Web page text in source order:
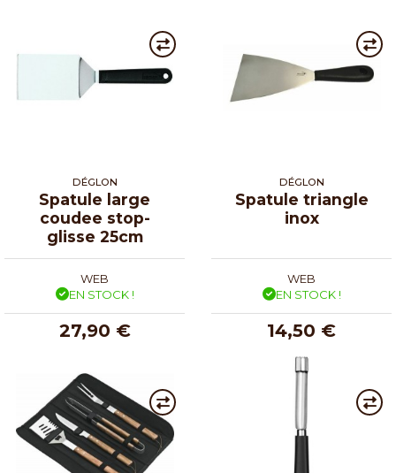
DÉGLON
Spatule large
coudee stop-
glisse 25cm
WEB
EN STOCK !
27,90 €
DÉGLON
Spatule triangle
inox
WEB
EN STOCK !
14,50 €